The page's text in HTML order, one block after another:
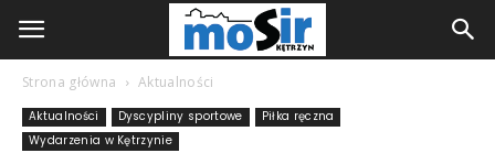
Strona główna Aktualności
Aktualności Dyscypliny sportowe
Piłka ręczna
Wydarzenia w Kętrzynie